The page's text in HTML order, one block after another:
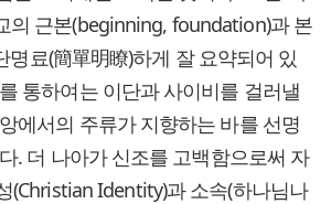
의 근본(beginning, foundation)과 본
명료(簡單明瞭)하게 잘 요약되어 있
통하여는 이단과 사이비를 걸러낼
에서의 주류가 지향하는 바를 선명
. 더 나아가 신조를 고백함으로써 자
(Christian Identity)과 소속(하나님나